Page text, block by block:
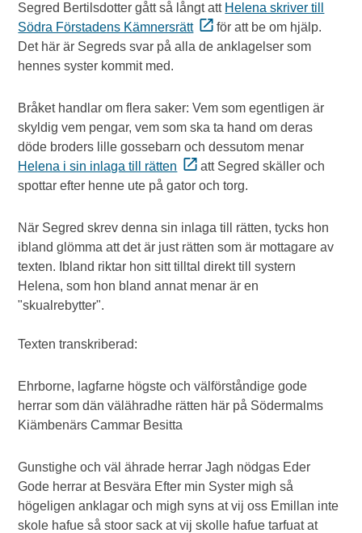
Segred Bertilsdotter gått så långt att Helena skriver till
Södra Förstadens Kämnersrätt
för att be om hjälp.
Det här är Segreds svar på alla de anklagelser som
hennes syster kommit med.
Bråket handlar om flera saker: Vem som egentligen är
skyldig vem pengar, vem som ska ta hand om deras
döde broders lille gossebarn och dessutom menar
Helena i sin inlaga till rätten
att Segred skäller och
spottar efter henne ute på gator och torg.
När Segred skrev denna sin inlaga till rätten, tycks hon
ibland glömma att det är just rätten som är mottagare av
texten. Ibland riktar hon sitt tilltal direkt till systern
Helena, som hon bland annat menar är en
"skualrebytter".
Texten transkriberad:
Ehrborne, lagfarne högste och välförståndige gode
herrar som dän välähradhe rätten här på Södermalms
Kiämbenärs Cammar Besitta
Gunstighe och väl ährade herrar Jagh nödgas Eder
Gode herrar at Besvära Efter min Syster migh så
högeligen anklagar och migh syns at vij oss Emillan inte
skole hafue så stoor sack at vij skolle hafue tarfuat at